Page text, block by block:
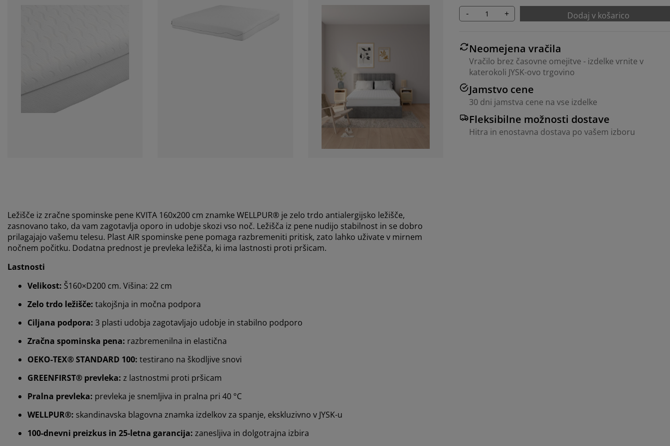
- + Dodaj v košarico
Neomejena vračila
Vračilo brez časovne omejitve - izdelke vrnite v
katerokoli JYSK-ovo trgovino
Jamstvo cene
30 dni jamstva cene na vse izdelke
Fleksibilne možnosti dostave
Hitra in enostavna dostava po vašem izboru
Ležišče iz zračne spominske pene KVITA 160x200 cm znamke WELLPUR® je zelo trdo antialergijsko ležišče,
zasnovano tako, da vam zagotavlja oporo in udobje skozi vso noč. Ležišča iz pene nudijo stabilnost in se dobro
prilagajajo vašemu telesu. Plast AIR spominske pene pomaga razbremeniti pritisk, zato lahko uživate v mirnem
nočnem počitku. Dodatna prednost je prevleka ležišča, ki ima lastnosti proti pršicam.
Lastnosti
Velikost: Š160×D200 cm. Višina: 22 cm
Zelo trdo ležišče: takojšnja in močna podpora
Ciljana podpora: 3 plasti udobja zagotavljajo udobje in stabilno podporo
Zračna spominska pena: razbremenilna in elastična
OEKO-TEX® STANDARD 100: testirano na škodljive snovi
GREENFIRST® prevleka: z lastnostmi proti pršicam
Pralna prevleka: prevleka je snemljiva in pralna pri 40 °C
WELLPUR®: skandinavska blagovna znamka izdelkov za spanje, ekskluzivno v JYSK-u
100-dnevni preizkus in 25-letna garancija: zanesljiva in dolgotrajna izbira